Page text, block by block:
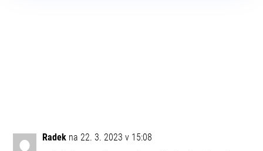
Radek na 22. 3. 2023 v 15:08